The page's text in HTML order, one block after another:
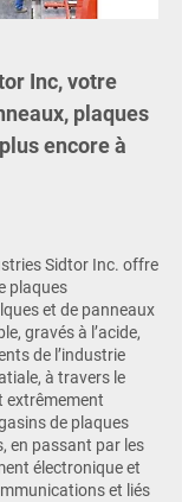
Inc, votre
plaques
encore à
Sidtor Inc. offre
plaques
et de panneaux
gravés à l’acide,
de l’industrie
à travers le
extrêmement
de plaques
en passant par les
électronique et
et liés